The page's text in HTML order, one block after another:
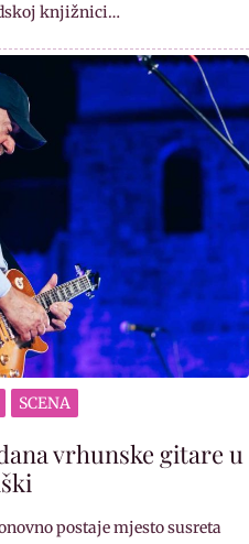
knjižnici…
SCENA
vrhunske gitare u
postaje mjesto susreta